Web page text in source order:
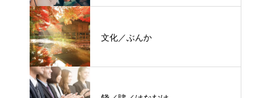
文化／ぶんか